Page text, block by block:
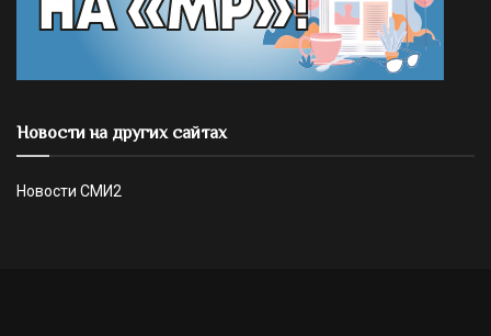
Новости на других сайтах
Новости СМИ2